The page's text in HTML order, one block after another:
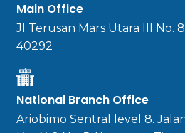
Main Office
Jl Terusan Mars Utara III No.
40292
National Branch Office
Ariobimo Sentral level 8.